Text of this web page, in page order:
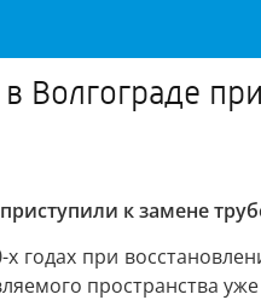
к замене
годах при
пространства